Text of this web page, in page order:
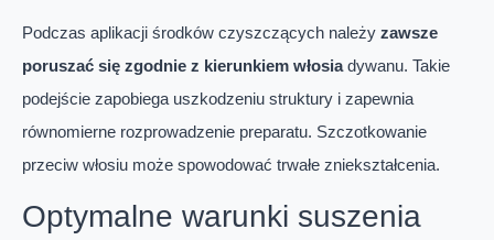
Podczas aplikacji środków czyszczących należy zawsze
poruszać się zgodnie z kierunkiem włosiadywanu. Takie
podejście zapobiega uszkodzeniu struktury i zapewnia
równomierne rozprowadzenie preparatu. Szczotkowanie
przeciw włosiu może spowodować trwałe zniekształcenia.
Optymalne warunki suszenia